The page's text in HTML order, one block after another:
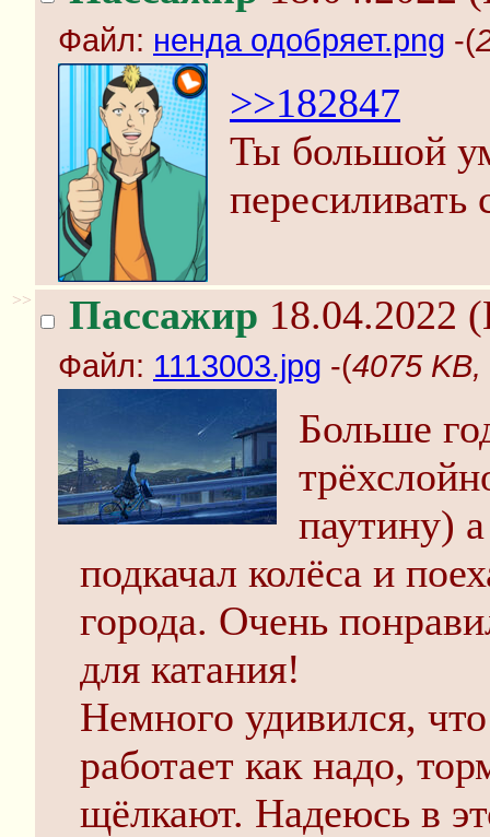
Файл: ненда одобряет.png -(
>>182847
Ты большой
пересиливать
>> Пассажир 18.04.2022
Файл: 1113003.jpg -(4075 KB,
Больше
паутину)
подкачал колёса и
города. Очень
для катания!
Немного удивился,
работает как надо,
щёлкают. Надеюсь в